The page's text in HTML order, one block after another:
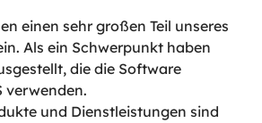
einen sehr großen Teil unseres
Als ein Schwerpunkt haben
die die Software
verwenden.
und Dienstleistungen sind